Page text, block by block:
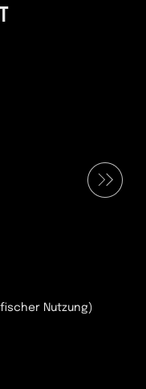
Nutzung)